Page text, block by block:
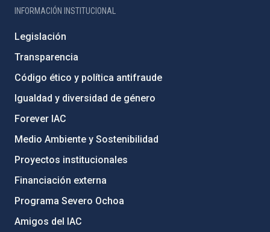
INFORMACIÓN INSTITUCIONAL
Legislación
Transparencia
Código ético y política antifraude
Igualdad y diversidad de género
Forever IAC
Medio Ambiente y Sostenibilidad
Proyectos institucionales
Financiación externa
Programa Severo Ochoa
Amigos del IAC